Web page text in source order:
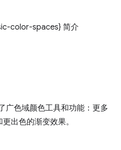
color-spaces} 简介
广色域颜色工具和功能：更多
出色的渐变效果。